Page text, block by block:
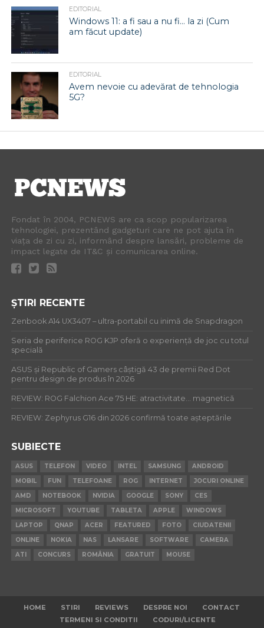
EDITORIAL
Windows 11: a fi sau a nu fi… la zi (Cum
am făcut update)
EDITORIAL
Avem nevoie cu adevărat de tehnologia
5G?
Fondat în 2004, PCNEWS are ca scop popularizarea
tehnologiei, prezentând gadgeturi care ne pot ajuta în
viața de zi cu zi, informând despre lansări, probleme de
impact legate de IT&C și comunicarea online.
ȘTIRI RECENTE
Zenbook A14 UX3407 – ultra-portabil cu inimă de Snapdragon
Seria de periferice ROG KJP oferă o experiență de joc cu totul
specială
ASUS și Republic of Gamers câștigă 43 de premii Red Dot
pentru design de produs în 2026
REVIEW: ROG Falchion Ace 75 HE: atractivitate… magnetică
REVIEW: Zephyrus G16 din 2026 confirmă toate așteptările
SUBIECTE
ASUS TELEFON VIDEO INTEL SAMSUNG
ANDROID
MOBIL
FUN TELEFOANE ROG INTERNET
JOCURI ONLINE
AMD
NOTEBOOK NVIDIA GOOGLE SONY
CES
MICROSOFT
YOUTUBE TABLETA APPLE
WINDOWS
LAPTOP
QNAP ACER FEATURED FOTO
CIUDATENII
ONLINE
NOKIA NAS LANSARE SOFTWARE
CAMERA
ATI
CONCURS ROMÂNIA GRATUIT MOUSE
HOME STIRI REVIEWS DESPRE NOI
CONTACT
TERMENI SI CONDITII
CODURI/LICENTE